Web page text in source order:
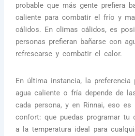
probable que más gente prefiera
caliente para combatir el frío y
cálidos. En climas cálidos, es
personas prefieran bañarse con
refrescarse y combatir el calor.
En última instancia, la preferencia
agua caliente o fría depende de
cada persona, y en Rinnai, eso
confort: que puedas programar tu
a la temperatura ideal para